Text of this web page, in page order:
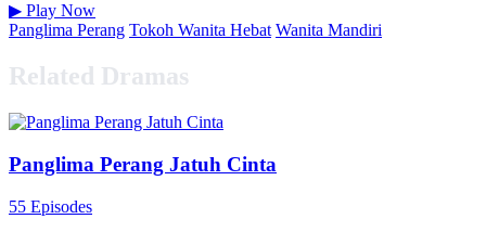
▶ Play Now
Panglima Perang Tokoh Wanita Hebat Wanita Mandiri
Related Dramas
Panglima Perang Jatuh Cinta
55 Episodes